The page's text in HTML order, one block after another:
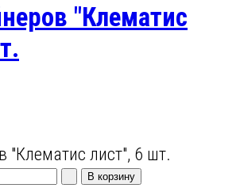
"Клематис
"Клематис лист", 6 шт.